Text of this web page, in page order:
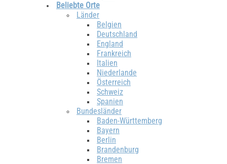
Beliebte Orte
Länder
Belgien
Deutschland
England
Frankreich
Italien
Niederlande
Österreich
Schweiz
Spanien
Bundesländer
Baden-Württemberg
Bayern
Berlin
Brandenburg
Bremen